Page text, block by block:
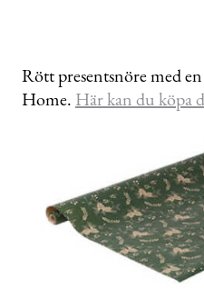
Rött presentsnöre med
Home. Här kan du köpa